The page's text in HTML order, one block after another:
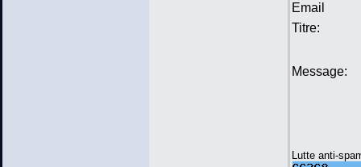
Email
Titre:
Message:
Lutte anti-